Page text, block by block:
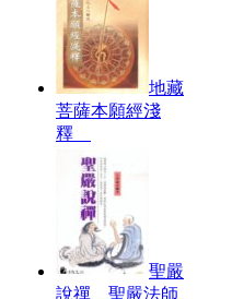
地藏
菩薩本願經淺
釋
聖嚴
說禪 聖嚴法師